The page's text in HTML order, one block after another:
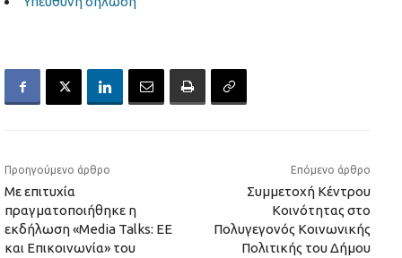
Προηγούμενο άρθρο
Με επιτυχία
πραγματοποιήθηκε η
εκδήλωση «Media Talks: ΕΕ
και Επικοινωνία» του
Επόμενο άρθρο
Συμμετοχή Κέντρου
Κοινότητας στο
Πολυγεγονός Κοινωνικής
Πολιτικής του Δήμου